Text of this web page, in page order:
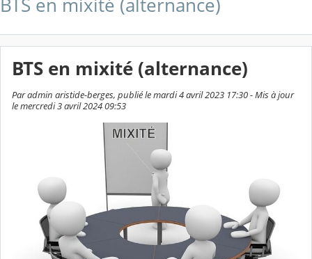
BTS en mixité (alternance)
BTS en mixité (alternance)
Par admin aristide-berges, publié le mardi 4 avril 2023 17:30 - Mis à jour
le mercredi 3 avril 2024 09:53